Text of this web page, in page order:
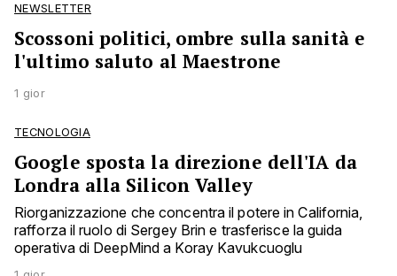
NEWSLETTER
Scossoni politici, ombre sulla sanità e
l'ultimo saluto al Maestrone
1 gior
TECNOLOGIA
Google sposta la direzione dell'IA da
Londra alla Silicon Valley
Riorganizzazione che concentra il potere in California,
rafforza il ruolo di Sergey Brin e trasferisce la guida
operativa di DeepMind a Koray Kavukcuoglu